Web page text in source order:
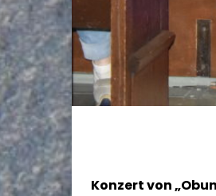
Konzert von